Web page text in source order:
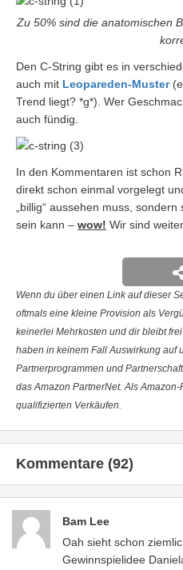
Zu 50% sind die anatomischen
Den C-String gibt es in
auch mit Leopareden-Muster
Trend liegt? *g*). Wer
auch fündig.
In den Kommentaren ist schon
direkt schon einmal vorgelegt
„billig“ aussehen muss,
sein kann – wow! Wir sind
Wenn du über einen Link auf dieser
oftmals eine kleine Provision als
keinerlei Mehrkosten und dir bleibt
haben in keinem Fall Auswirkung auf
Partnerprogrammen und
das Amazon PartnerNet. Als
qualifizierten Verkäufen.
Kommentare (92)
Bam Lee
Oah sieht schon
Gewinnspielidee